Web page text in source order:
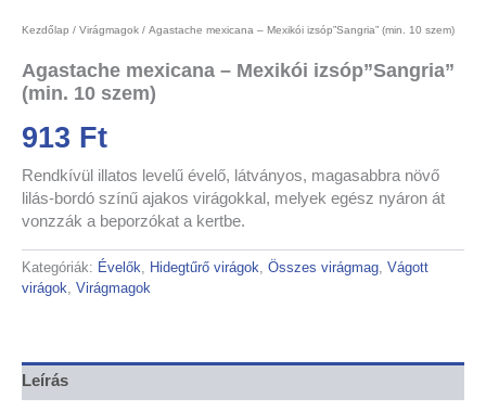
Kezdőlap / Virágmagok / Agastache mexicana – Mexikói izsóp”Sangria” (min. 10 szem)
Agastache mexicana – Mexikói izsóp”Sangria”
(min. 10 szem)
913 Ft
Rendkívül illatos levelű évelő, látványos, magasabbra növő
lilás-bordó színű ajakos virágokkal, melyek egész nyáron át
vonzzák a beporzókat a kertbe.
Kategóriák: Évelők, Hidegtűrő virágok, Összes virágmag, Vágott
virágok, Virágmagok
Leírás